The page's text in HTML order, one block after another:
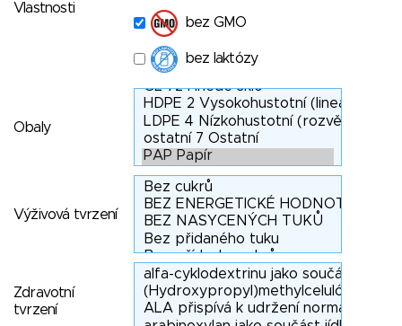
Vlastnosti
bez GMO
bez laktózy
Obaly
Výživová tvrzení
Zdravotní
tvrzení